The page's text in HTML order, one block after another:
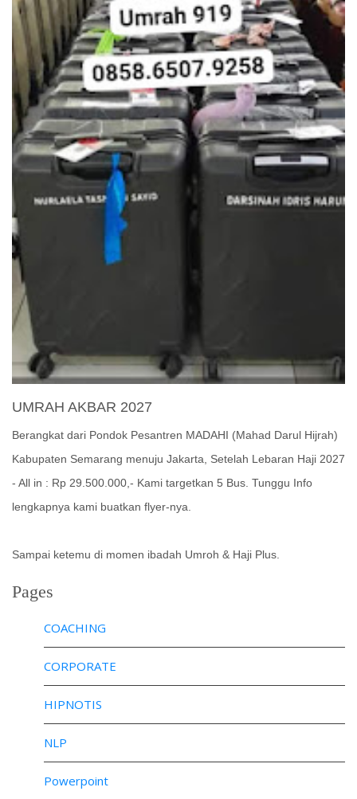
UMRAH AKBAR 2027
Berangkat dari Pondok Pesantren MADAHI (Mahad Darul Hijrah)
Kabupaten Semarang menuju Jakarta, Setelah Lebaran Haji 2027
- All in : Rp 29.500.000,- Kami targetkan 5 Bus. Tunggu Info
lengkapnya kami buatkan flyer-nya.
Sampai ketemu di momen ibadah Umroh & Haji Plus.
Pages
COACHING
CORPORATE
HIPNOTIS
NLP
Powerpoint